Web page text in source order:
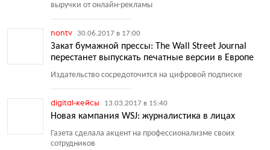
выручки от онлайн-рекламы
nontv 30.06.2017 в 17:00
Закат бумажной прессы: The Wall Street Journal
перестанет выпускать печатные версии в Европе
Издательство сосредоточится на цифровой подписке
digital-кейсы 13.03.2017 в 15:40
Новая кампания WSJ: журналистика в лицах
Газета сделала акцент на профессионализме своих
сотрудников